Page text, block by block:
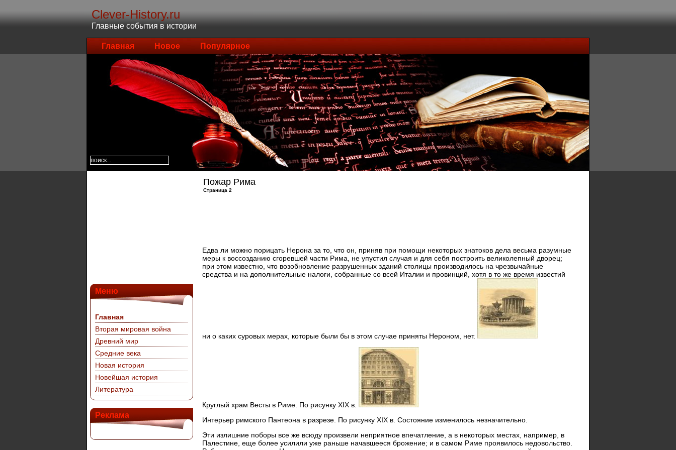
Clever-History.ru
Главные события в истории
Главная Новое Популярное
Меню
Главная
Вторая мировая война
Древний мир
Средние века
Новая история
Новейшая история
Литература
Реклама
Пожар Рима
Страница 2
Едва ли можно порицать Нерона за то, что он, приняв при помощи некоторых знатоков дела весьма разумные
меры к воссозданию сгоревшей части Рима, не упустил случая и для себя построить великолепный дворец;
при этом известно, что возобновление разрушенных зданий столицы производилось на чрезвычайные
средства и на дополнительные налоги, собранные со всей Италии и провинций, хотя в то же время известий
ни о каких суровых мерах, которые были бы в этом случае приняты Нероном, нет.
Круглый храм Весты в Риме. По рисунку XIX в.
Интерьер римского Пантеона в разрезе. По рисунку XIX в. Состояние изменилось незначительно.
Эти излишние поборы все же всюду произвели неприятное впечатление, а в некоторых местах, например, в
Палестине, еще более усилили уже раньше начавшееся брожение; и в самом Риме проявилось недовольство.